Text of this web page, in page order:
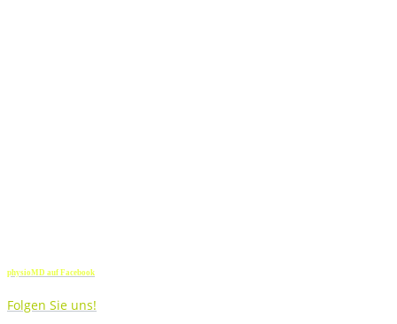
physioMD auf Facebook
Folgen Sie uns!